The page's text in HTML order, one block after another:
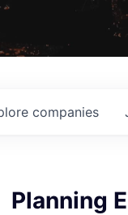
companies
Planning